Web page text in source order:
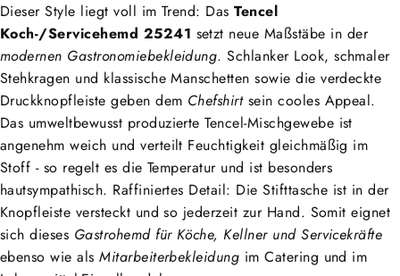
Dieser Style liegt voll im Trend: DasTencel
Koch-/Servicehemd 25241 setzt neue Maßstäbe in der
modernen Gastronomiebekleidung. Schlanker Look, schmaler
Stehkragen und klassische Manschetten sowie die verdeckte
Druckknopfleiste geben dem Chefshirtsein cooles Appeal.
Das umweltbewusst produzierte Tencel-Mischgewebe ist
angenehm weich und verteilt Feuchtigkeit gleichmäßig im
Stoff - so regelt es die Temperatur und ist besonders
hautsympathisch. Raffiniertes Detail: Die Stifttasche ist in der
Knopfleiste versteckt und so jederzeit zur Hand. Somit eignet
sich dieses Gastrohemd für Köche, Kellner und Servicekräfte
ebenso wie alsMitarbeiterbekleidung im Catering und im